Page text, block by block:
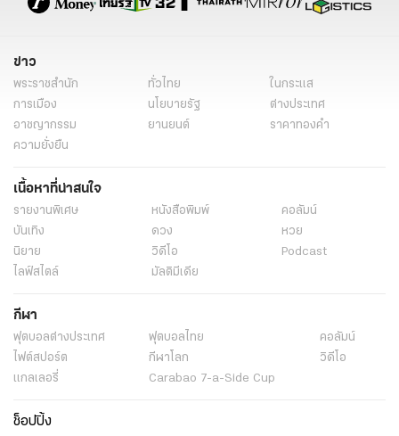
ข่าว
พระราชสำนัก ทั่วไทย
ในกระแส
การเมือง
นโยบายรัฐ
ต่างประเทศ
อาชญากรรม
ยานยนต์
ราคาทองคำ
ความยั่งยืน
เนื้อหาที่น่าสนใจ
รายงานพิเศษ หนังสือพิมพ์
คอลัมน์
บันเทิง
ดวง
หวย
นิยาย
วิดีโอ
Podcast
ไลฟ์สไตล์
มัลติมีเดีย
กีฬา
ฟุตบอลต่่างประเทศ ฟุตบอลไทย
คอลัมน์
ไฟต์สปอร์ต
กีฬาโลก
วิดีโอ
แกลเลอรี่
Carabao 7-a-Side Cup
ช็อปปิ้ง